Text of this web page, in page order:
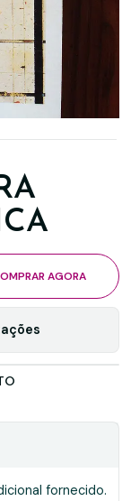
AGORA
fornecido.